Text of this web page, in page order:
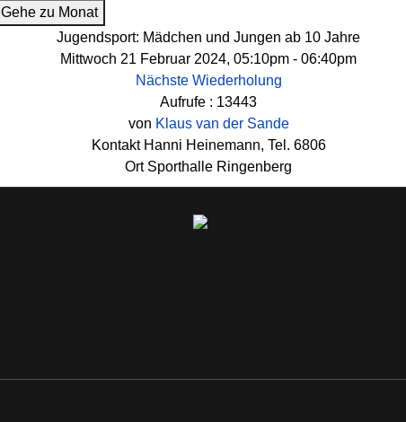
Gehe zu Monat
Jugendsport: Mädchen und Jungen ab 10 Jahre
Mittwoch 21 Februar 2024, 05:10pm - 06:40pm
Nächste Wiederholung
Aufrufe : 13443
von Klaus van der Sande
Kontakt Hanni Heinemann, Tel. 6806
Ort Sporthalle Ringenberg